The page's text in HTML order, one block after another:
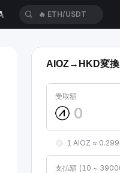
🔥 ETH/USDT
AIOZ→HKD変換
受取額
1 AIOZ ≈
支払額 (10 ~